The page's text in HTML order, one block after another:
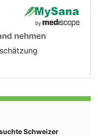
nehmen
Schweizer